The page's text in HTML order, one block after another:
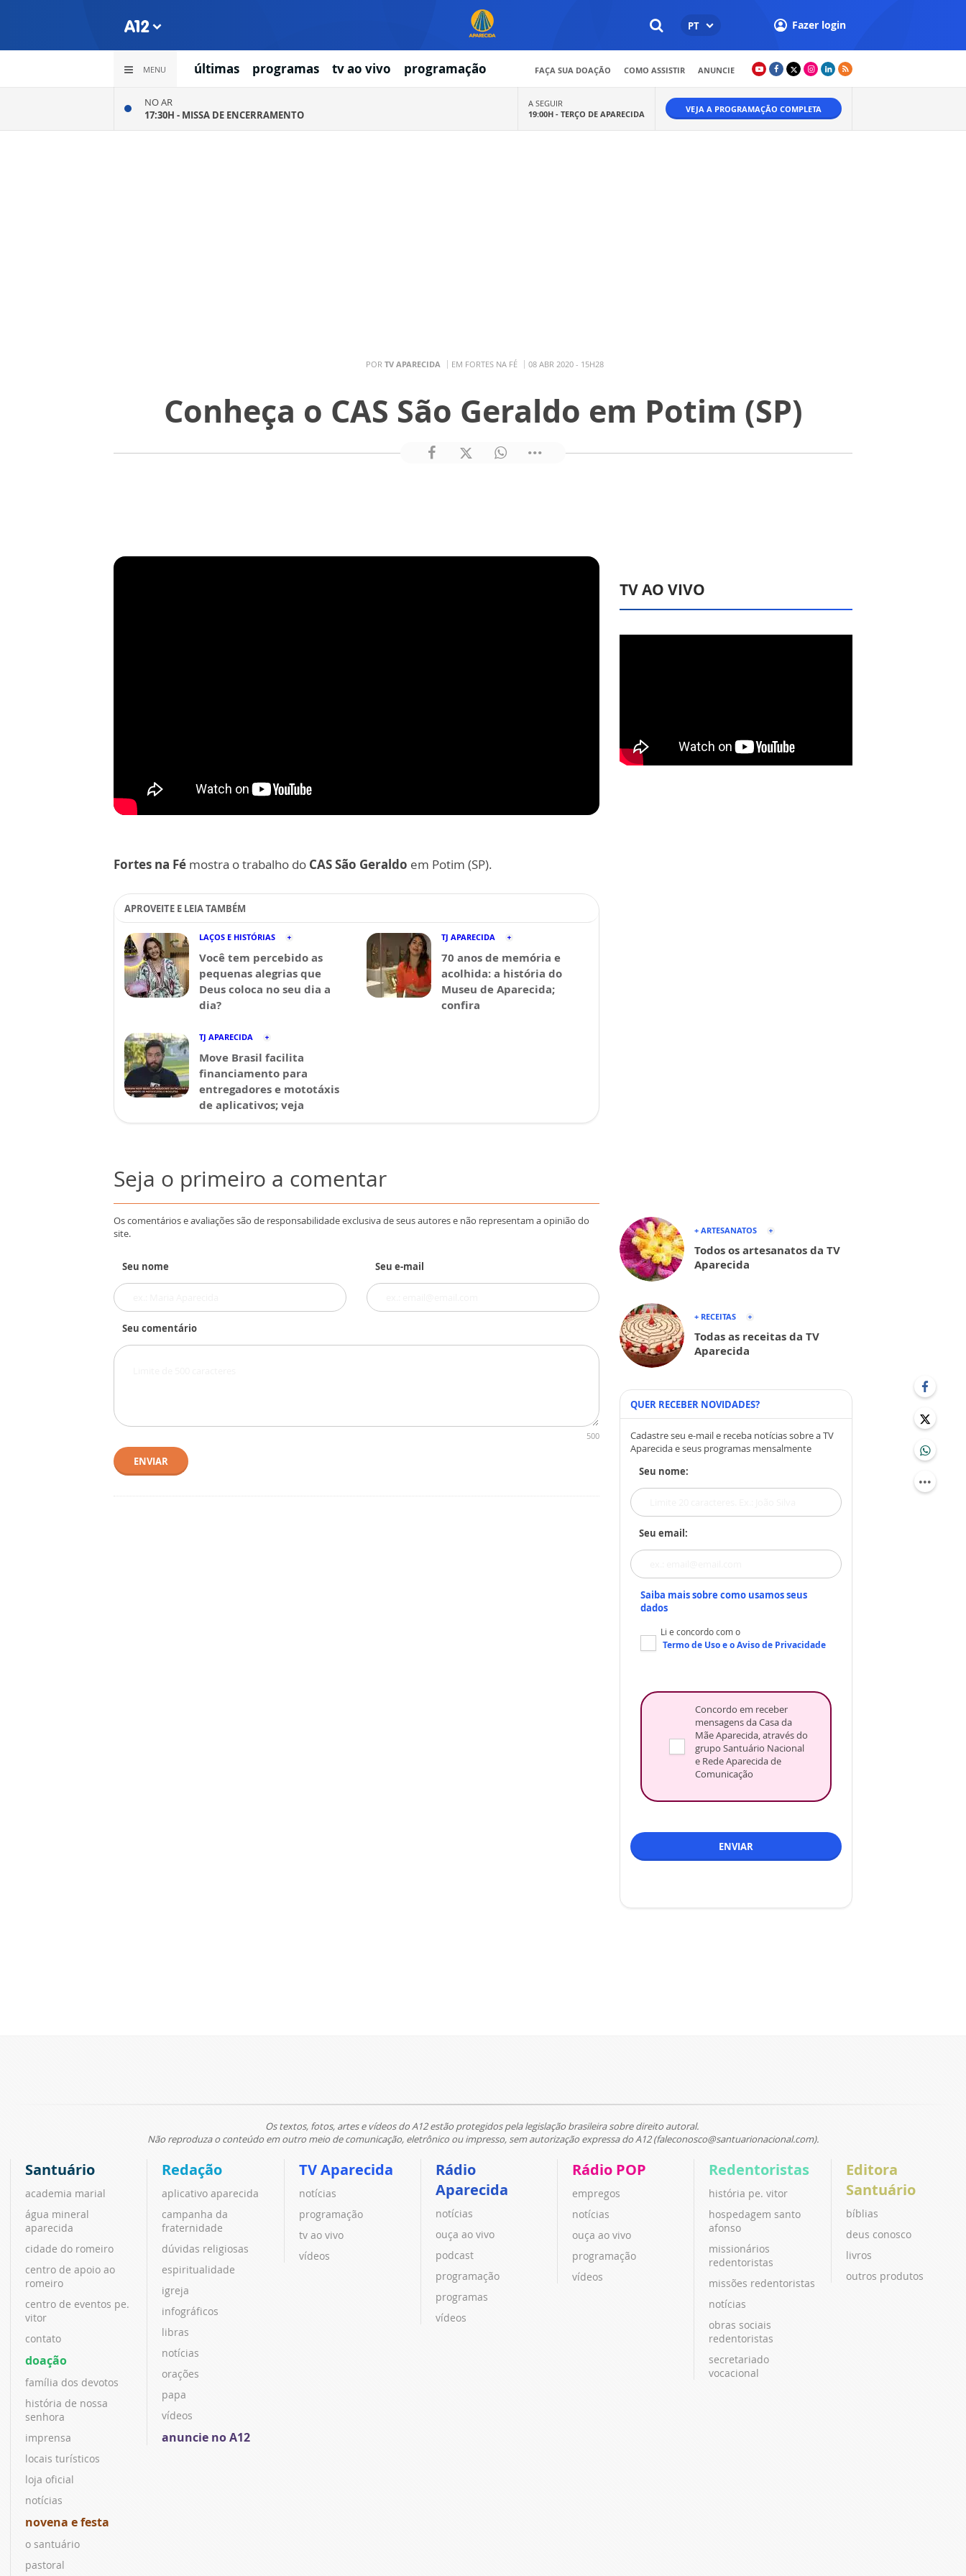
PT Fazer login
MENU últimas programas tv ao vivo programação FAÇA SUA DOAÇÃO COMO ASSISTIR ANUNCIE
NO AR
17:30H - MISSA DE ENCERRAMENTO
A SEGUIR
19:00H - TERÇO DE APARECIDA VEJA A PROGRAMAÇÃO COMPLETA
POR TV APARECIDA EM FORTES NA FÉ 08 ABR 2020 - 15H28
Conheça o CAS São Geraldo em Potim (SP)
Fortes na Fé mostra o trabalho do CAS São Geraldo em Potim (SP).
APROVEITE E LEIA TAMBÉM
LAÇOS E HISTÓRIAS
Você tem percebido as
pequenas alegrias que
Deus coloca no seu dia a
dia?
TJ APARECIDA
70 anos de memória e
acolhida: a história do
Museu de Aparecida;
confira
TJ APARECIDA
Move Brasil facilita
financiamento para
entregadores e mototáxis
de aplicativos; veja
Seja o primeiro a comentar
Os comentários e avaliações são de responsabilidade exclusiva de seus autores e não representam a opinião do
site.
Seu nome Seu e-mail
Seu comentário
500
ENVIAR
TV AO VIVO
+ ARTESANATOS
Todos os artesanatos da TV
Aparecida
+ RECEITAS
Todas as receitas da TV
Aparecida
QUER RECEBER NOVIDADES?
Cadastre seu e-mail e receba notícias sobre a TV
Aparecida e seus programas mensalmente
Seu nome:
Seu email:
Saiba mais sobre como usamos seus
dados
Li e concordo com o
Termo de Usoe oAviso de Privacidade
Concordo em receber
mensagens da Casa da
Mãe Aparecida, através do
grupo Santuário Nacional
e Rede Aparecida de
Comunicação
ENVIAR
Os textos, fotos, artes e vídeos do A12 estão protegidos pela legislação brasileira sobre direito autoral.
Não reproduza o conteúdo em outro meio de comunicação, eletrônico ou impresso, sem autorização expressa do A12 (faleconosco@santuarionacional.com).
Santuário
academia marial
água mineral
aparecida
cidade do romeiro
centro de apoio ao
romeiro
centro de eventos pe.
vitor
contato
doação
família dos devotos
história de nossa
senhora
imprensa
locais turísticos
loja oficial
notícias
novena e festa
o santuário
pastoral
Redação
aplicativo aparecida
campanha da
fraternidade
dúvidas religiosas
espiritualidade
igreja
infográficos
libras
notícias
orações
papa
vídeos
anuncie no A12
TV Aparecida
notícias
programação
tv ao vivo
vídeos
Rádio
Aparecida
notícias
ouça ao vivo
podcast
programação
programas
vídeos
Rádio POP
empregos
notícias
ouça ao vivo
programação
vídeos
Redentoristas
história pe. vitor
hospedagem santo
afonso
missionários
redentoristas
missões redentoristas
notícias
obras sociais
redentoristas
secretariado
vocacional
Editora
Santuário
bíblias
deus conosco
livros
outros produtos